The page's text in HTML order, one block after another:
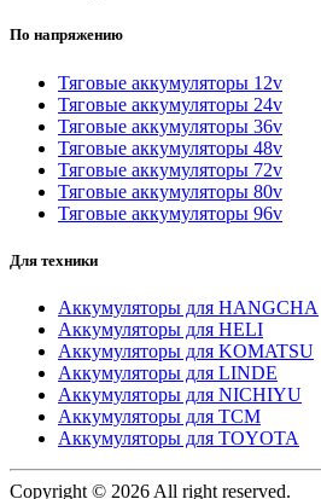
По напряжению
Тяговые аккумуляторы 12v
Тяговые аккумуляторы 24v
Тяговые аккумуляторы 36v
Тяговые аккумуляторы 48v
Тяговые аккумуляторы 72v
Тяговые аккумуляторы 80v
Тяговые аккумуляторы 96v
Для техники
Аккумуляторы для HANGCHA
Аккумуляторы для HELI
Аккумуляторы для KOMATSU
Аккумуляторы для LINDE
Аккумуляторы для NICHIYU
Аккумуляторы для TCM
Аккумуляторы для TOYOTA
Copyright © 2026 All right reserved.